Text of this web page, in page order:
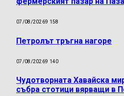
07/08/20269 158
Петролът тръгна нагоре
07/08/20269 140
Чудотворната Хавайска
събра стотици вярващи в